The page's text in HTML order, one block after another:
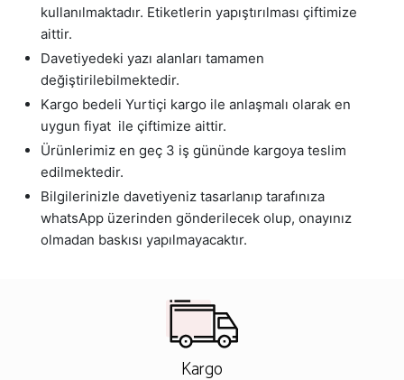
kullanılmaktadır. Etiketlerin yapıştırılması çiftimize
aittir.
Davetiyedeki yazı alanları tamamen
değiştirilebilmektedir.
Kargo bedeli Yurtiçi kargo ile anlaşmalı olarak en
uygun fiyat ile çiftimize aittir.
Ürünlerimiz en geç 3 iş gününde kargoya teslim
edilmektedir.
Bilgilerinizle davetiyeniz tasarlanıp tarafınıza
whatsApp üzerinden gönderilecek olup, onayınız
olmadan baskısı yapılmayacaktır.
Kargo